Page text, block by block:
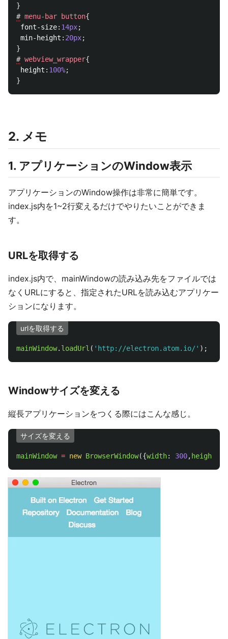
}
# menu-bar button{
font-size: 14px;
min-height : 20px;
}
# webview_wrapper{
height : 100%;
}
2. メモ
1. アプリケーションのWindow表示
アプリケーションのWindow操作は非常に簡単です。
index.js内を1~2行変えるだけでやりたいことができま
す。
URLを取得する
index.js内で、mainWindowの読み込み先をファイルでは
なくURLにすると、指定されたURLを読み込むアプリケー
ションになります。
urlを取得する
mainWindow. loadUrl ( ' http://electron.atom.io/' );
Windowサイズを変える
縦長アプリケーションをつくる際にはこんな感じ。
サイズを変える
mainWindow = new BrowserWindow({width: 300, height